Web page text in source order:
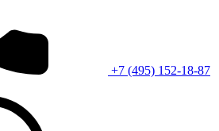
+7 (495) 152-18-87